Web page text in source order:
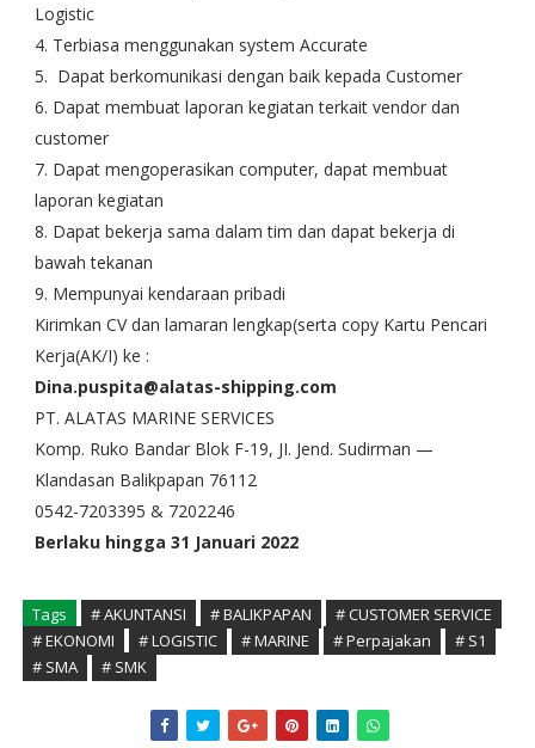
Logistic
4. Terbiasa menggunakan system Accurate
5. Dapat berkomunikasi dengan baik kepada Customer
6. Dapat membuat laporan kegiatan terkait vendor dan
customer
7. Dapat mengoperasikan computer, dapat membuat
laporan kegiatan
8. Dapat bekerja sama dalam tim dan dapat bekerja di
bawah tekanan
9. Mempunyai kendaraan pribadi
Kirimkan CV dan lamaran lengkap(serta copy Kartu Pencari
Kerja(AK/I) ke :
Dina.puspita@alatas-shipping.com
PT. ALATAS MARINE SERVICES
Komp. Ruko Bandar Blok F-19, JI. Jend. Sudirman —
Klandasan Balikpapan 76112
0542-7203395 & 7202246
Berlaku hingga 31 Januari 2022
Tags # AKUNTANSI # BALIKPAPAN
# CUSTOMER SERVICE
# EKONOMI
# LOGISTIC # MARINE # Perpajakan
# S1
# SMA
# SMK